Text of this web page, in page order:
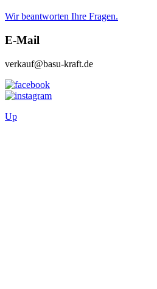
Wir beantworten Ihre Fragen.
E-Mail
verkauf@basu-kraft.de
Up